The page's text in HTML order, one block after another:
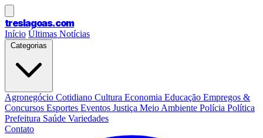
treslagoas.com
Início Últimas Notícias
Categorias
Agronegócio Cotidiano Cultura Economia Educação Empregos &
Concursos Esportes Eventos Justiça Meio Ambiente Polícia Política
Prefeitura Saúde Variedades
Contato